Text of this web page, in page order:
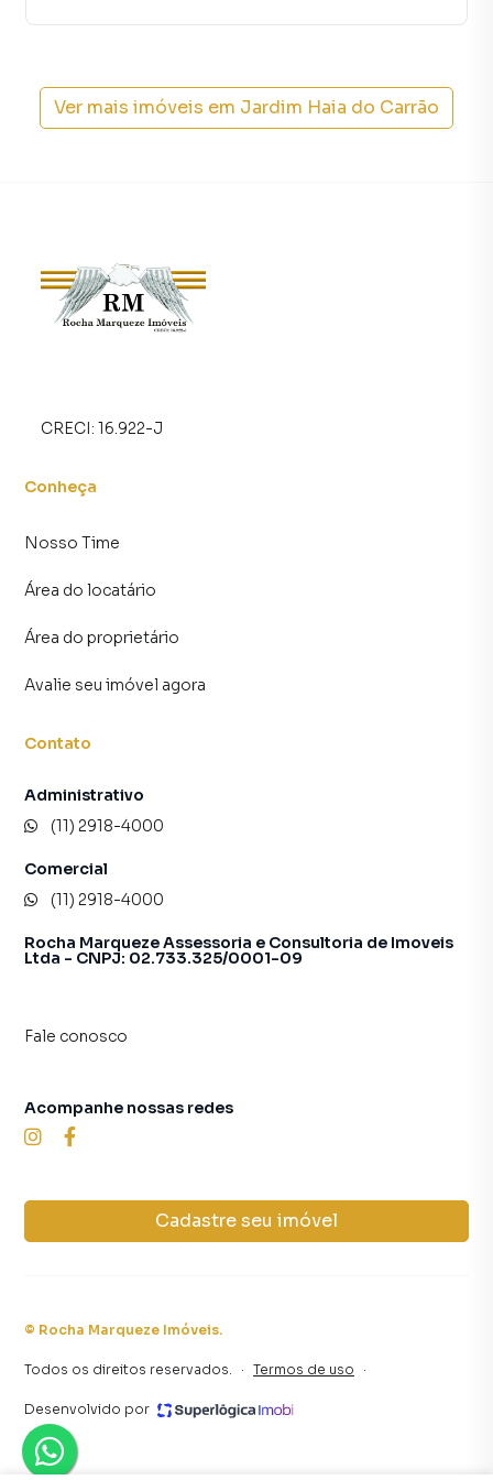
Ver mais imóveis em Jardim Haia do Carrão
CRECI: 16.922-J
Conheça
Nosso Time
Área do locatário
Área do proprietário
Avalie seu imóvel agora
Contato
Administrativo
(11) 2918-4000
Comercial
(11) 2918-4000
Rocha Marqueze Assessoria e Consultoria de Imoveis
Ltda - CNPJ: 02.733.325/0001-09
Fale conosco
Cadastre seu imóvel
Acompanhe nossas redes
© Rocha Marqueze Imóveis.
Todos os direitos reservados. · Termos de uso ·
Desenvolvido por